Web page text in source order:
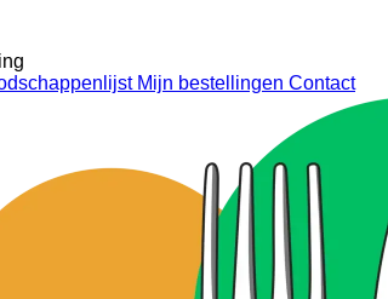
Mijn bestellingen Contact